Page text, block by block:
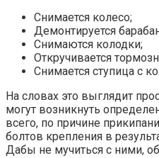
Снимается колесо;
Демонтируется
Снимаются колодки;
Откручивается
Снимается ступица с
На словах это выглядит
могут возникнуть
всего, по причине
болтов крепления в
Дабы не мучиться с ними,